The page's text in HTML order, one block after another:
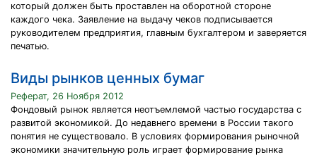
который должен быть проставлен на оборотной стороне
каждого чека. Заявление на выдачу чеков подписывается
руководителем предприятия, главным бухгалтером и заверяется
печатью.
Виды рынков ценных бумаг
Реферат, 26 Ноября 2012
Фондовый рынок является неотъемлемой частью государства с
развитой экономикой. До недавнего времени в России такого
понятия не существовало. В условиях формирования рыночной
экономики значительную роль играет формирование рынка